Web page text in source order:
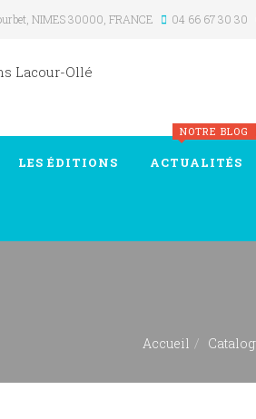
, NIMES30000 FRANCE 04 66 67 30 30
LES ÉDITIONS ACTUALITÉS
NOTRE BLOG
Accueil